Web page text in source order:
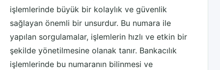
işlemlerinde büyük bir kolaylık ve güvenlik
sağlayan önemli bir unsurdur. Bu numara ile
yapılan sorgulamalar, işlemlerin hızlı ve etkin bir
şekilde yönetilmesine olanak tanır. Bankacılık
işlemlerinde bu numaranın bilinmesi ve